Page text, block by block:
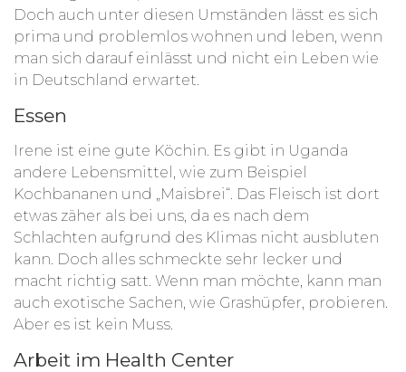
Doch auch unter diesen Umständen lässt es sich
prima und problemlos wohnen und leben, wenn
man sich darauf einlässt und nicht ein Leben wie
in Deutschland erwartet.
Essen
Irene ist eine gute Köchin. Es gibt in Uganda
andere Lebensmittel, wie zum Beispiel
Kochbananen und „Maisbrei“. Das Fleisch ist dort
etwas zäher als bei uns, da es nach dem
Schlachten aufgrund des Klimas nicht ausbluten
kann. Doch alles schmeckte sehr lecker und
macht richtig satt. Wenn man möchte, kann man
auch exotische Sachen, wie Grashüpfer, probieren.
Aber es ist kein Muss.
Arbeit im Health Center